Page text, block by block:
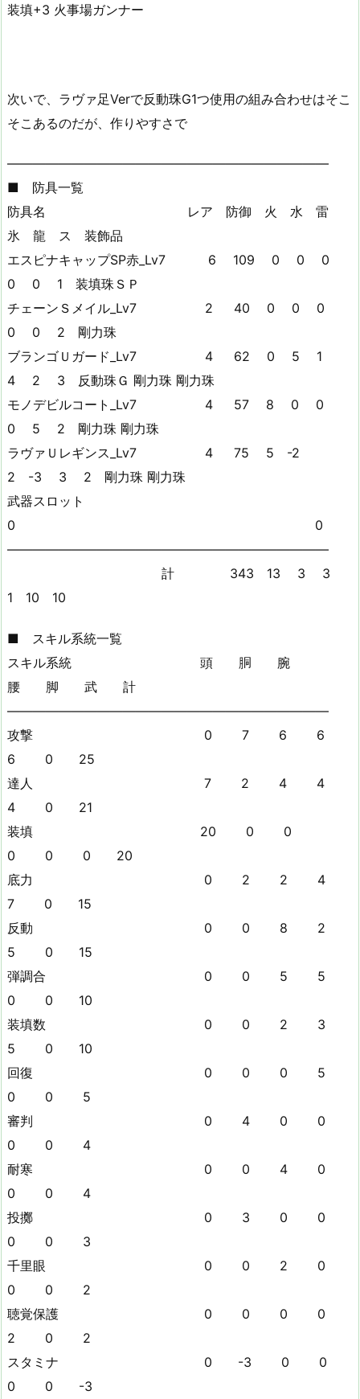
装填+3 火事場ガンナー
次いで、ラヴァ足Verで反動珠G1つ使用の組み合わせはそこ
そこあるのだが、作りやすさで
—————————————————————————
■ 防具一覧
防具名 レア 防御 火 水 雷
氷 龍 ス 装飾品
エスピナキャップSP赤_Lv7 6 109 0 0 0
0 0 1 装填珠ＳＰ
チェーンＳメイル_Lv7 2 40 0 0 0
0 0 2 剛力珠
ブランゴＵガード_Lv7 4 62 0 5 1
4 2 3 反動珠Ｇ 剛力珠 剛力珠
モノデビルコート_Lv7 4 57 8 0 0
0 5 2 剛力珠 剛力珠
ラヴァＵレギンス_Lv7 4 75 5 -2
2 -3 3 2 剛力珠 剛力珠
武器スロット
0 0
—————————————————————————
計 343 13 3 3
1 10 10
■ スキル系統一覧
スキル系統 頭 胴 腕
腰 脚 武 計
—————————————————————————
攻撃 0 7 6 6
6 0 25
達人 7 2 4 4
4 0 21
装填 20 0 0
0 0 0 20
底力 0 2 2 4
7 0 15
反動 0 0 8 2
5 0 15
弾調合 0 0 5 5
0 0 10
装填数 0 0 2 3
5 0 10
回復 0 0 0 5
0 0 5
審判 0 4 0 0
0 0 4
耐寒 0 0 4 0
0 0 4
投擲 0 3 0 0
0 0 3
千里眼 0 0 2 0
0 0 2
聴覚保護 0 0 0 0
2 0 2
スタミナ 0 -3 0 0
0 0 -3